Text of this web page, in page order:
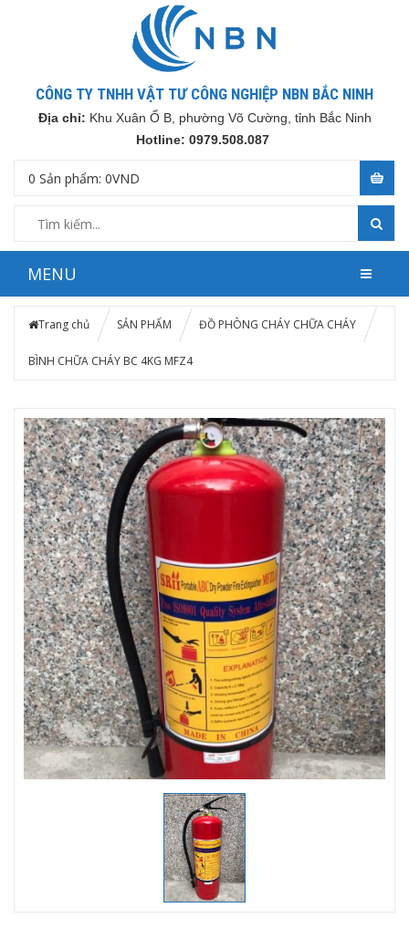
CÔNG TY TNHH VẬT TƯ CÔNG NGHIỆP NBN BẮC NINH
Địa chỉ: Khu Xuân Ổ B, phường Võ Cường, tỉnh Bắc Ninh
Hotline: 0979.508.087
0 Sản phẩm: 0VND
MENU
Trang chủ SẢN PHẨM ĐỒ PHÒNG CHÁY CHỮA CHÁY
BÌNH CHỮA CHÁY BC 4KG MFZ4